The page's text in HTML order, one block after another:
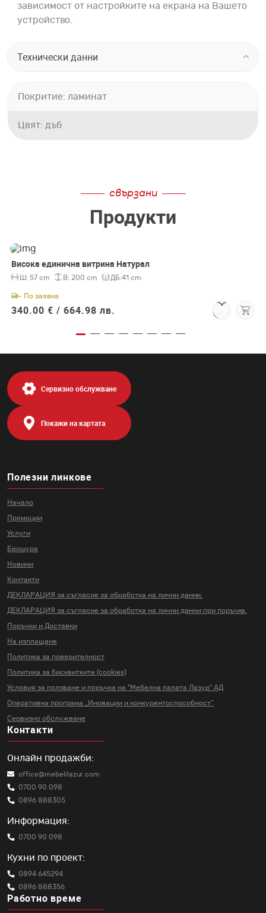
зависимост от настройките на екрана на Вашето
устройство.
Технически данни
Покритие: ламинат
Цвят: дъб
свързани
Продукти
Висока единична витрина Натурал
Ш: 57 cm В: 200 cm ДБ:41 cm
- По заявка
340.00 € / 664.98 лв.
Полезни линкове
Начало
Промоции
Услуги
Брошура
Новини
Контакти
ДЕКЛАРАЦИЯ за съгласие за обработка на лични данни.
ДЕКЛАРАЦИЯ за съгласие за обработка на лични данни при поръчка.
Поръчки и Доставки
На изплащане
Политика за поверителност
Политика за бисквитките (cookies)
Условия за ползване и поръчка на "Мебелна палата Лазур" АД
Оперативна програма „Иновации и конкурентоспособност“
Сервизно обслужване
Контакти
Онлайн продажби:
office@mebelilazur.com
0700 90 098
0896 888305
Информация:
0700 90 098
Кухни по проект:
0894 645294
0896 888356
Работно време
Сервизно обслужване
Покажи на картата